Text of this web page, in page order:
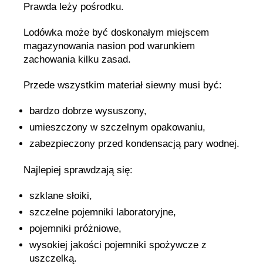
Prawda leży pośrodku.
Lodówka może być doskonałym miejscem
magazynowania nasion pod warunkiem
zachowania kilku zasad.
Przede wszystkim materiał siewny musi być:
bardzo dobrze wysuszony,
umieszczony w szczelnym opakowaniu,
zabezpieczony przed kondensacją pary wodnej.
Najlepiej sprawdzają się:
szklane słoiki,
szczelne pojemniki laboratoryjne,
pojemniki próżniowe,
wysokiej jakości pojemniki spożywcze z
uszczelką.